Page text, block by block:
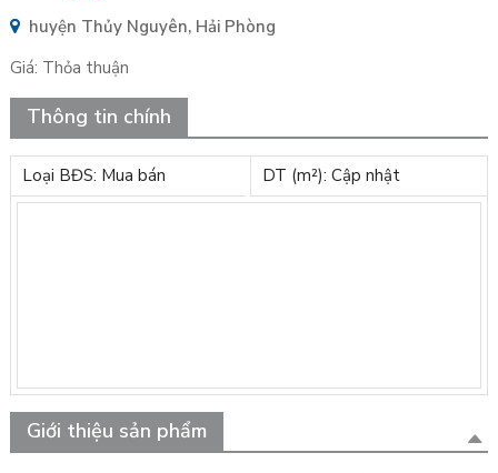
huyện Thủy Nguyên, Hải Phòng
Giá: Thỏa thuận
Thông tin chính
Loại BĐS: Mua bán DT (m²): Cập nhật
Giới thiệu sản phẩm